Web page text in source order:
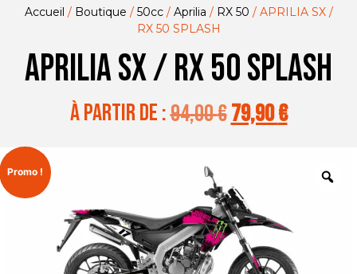
Accueil / Boutique / 50cc/ Aprilia / RX 50 / APRILIA SX /
RX 50 SPLASH
APRILIA SX / RX 50 SPLASH
à partir de :94,00€79,90€
Promo !